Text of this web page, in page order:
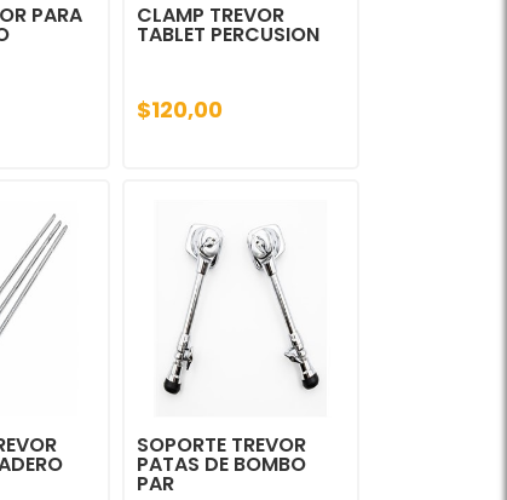
PARA CLAMP TREVOR
TABLET PERCUSION
$120,00
SOPORTE TREVOR
PATAS DE BOMBO
PAR